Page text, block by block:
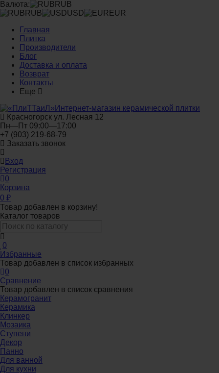
Валюта:
RUB
RUB
USD
EUR
Главная
Плитка
Производители
Блог
Доставка и оплата
Возврат
Контакты
Еще
Интернет-магазин керамической плитки
Красногорск ул. Лесная 12
Пн—Пт 09:00—17:00
+7 (903) 219-68-79
Заказать звонок
Вход
Регистрация
0
Корзина
0 ₽
Товар добавлен в корзину!
Каталог товаров
0
Избранные
Товар добавлен в список избранных
0
Сравнение
Товар добавлен в список сравнения
Керамогранит
Керамика
Клинкер
Мозаика
Ступени
Декор
Панно
Для ванной
Для кухни